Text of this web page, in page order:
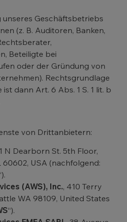
Geschäftsbetriebs
(z. B. Auditoren, Banken,
Beteiligte bei
oder der Gründung von
Rechtsgrundlage
dann Art. 6 Abs. 1 S. 1 lit. b
von Drittanbietern:
N Dearborn St. 5th Floor,
60602, USA (nachfolgend:
(AWS), Inc., 410 Terry
WA 98109, United States
“).